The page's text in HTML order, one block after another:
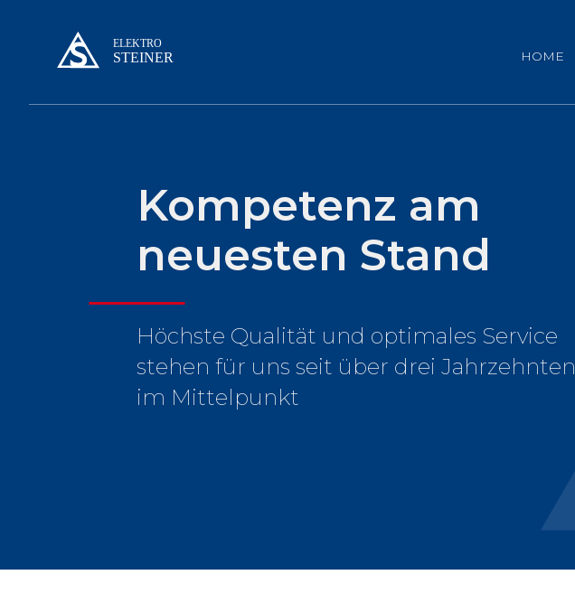
HOME
Kompetenz am
neuesten Stand
Höchste Qualität und optimales Service
stehen für uns seit über drei Jahrzehnten
im Mittelpunkt